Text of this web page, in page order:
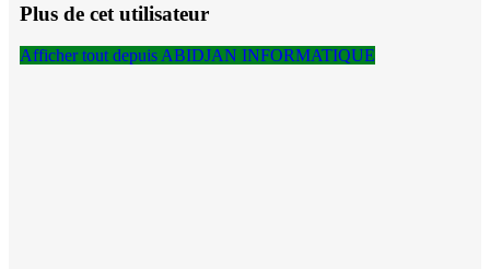
Plus de cet utilisateur
Afficher tout depuis ABIDJAN INFORMATIQUE